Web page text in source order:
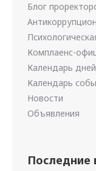
Блог
Комплаенс-
Календарь
Календарь
Новости
Объявления
Последние